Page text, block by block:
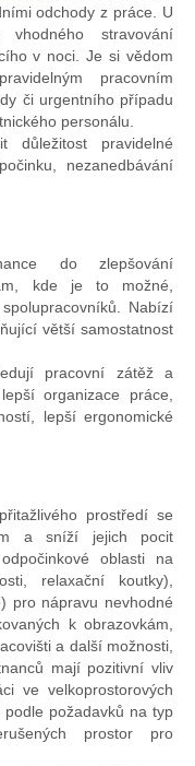
odchody z práce. U
stravování
v noci. Je si vědom
pracovním
či urgentního případu
personálu.
důležitost pravidelné
nezanedbávání
do zlepšování
kde je to možné,
Nabízí
větší samostatnost
pracovní zátěž a
organizace práce,
lepší ergonomické
prostředí se
a sníží jejich pocit
oblasti na
relaxační koutky),
pro nápravu nevhodné
k obrazovkám,
a další možnosti,
mají pozitivní vliv
ve velkoprostorových
požadavků na typ
prostor pro